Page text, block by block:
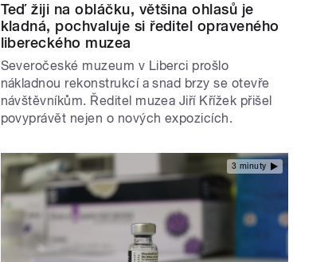
Teď žiji na obláčku, většina ohlasů je
kladná, pochvaluje si ředitel opraveného
libereckého muzea
Severočeské muzeum v Liberci prošlo
nákladnou rekonstrukcí a snad brzy se otevře
návštěvníkům. Ředitel muzea Jiří Křížek přišel
povyprávět nejen o nových expozicích.
3 minuty